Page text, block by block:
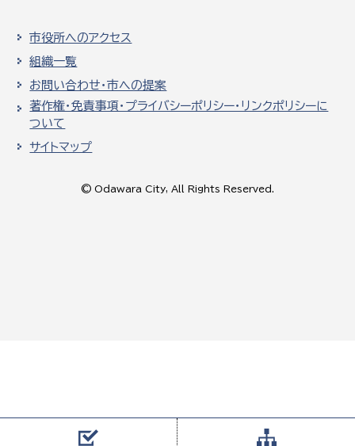
市役所へのアクセス
組織一覧
お問い合わせ・市への提案
著作権・免責事項・プライバシーポリシー・リンクポリシーに
ついて
サイトマップ
© Odawara City, All Rights Reserved.